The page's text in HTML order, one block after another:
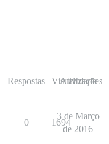
Respostas Visualizações
Atividade
0 1694
3 de Março
de 2016